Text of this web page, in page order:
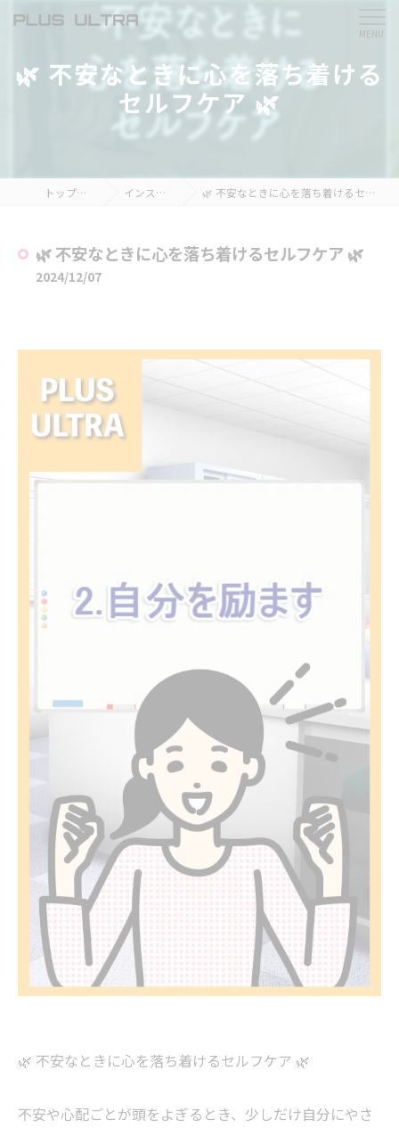
🌿 不安なときに心を落ち着ける
セルフケア 🌿
トップページ インスタ掲載 🌿 不安なときに心を落ち着けるセルフケア 🌿
🌿 不安なときに心を落ち着けるセルフケア 🌿
2024/12/07
🌿 不安なときに心を落ち着けるセルフケア 🌿
不安や心配ごとが頭をよぎるとき、少しだけ自分にやさ